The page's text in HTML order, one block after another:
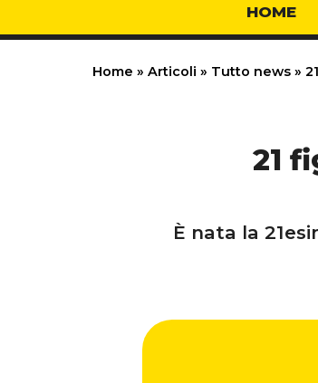
HOME
Home » Articoli » Tutto news »
21
È nata la